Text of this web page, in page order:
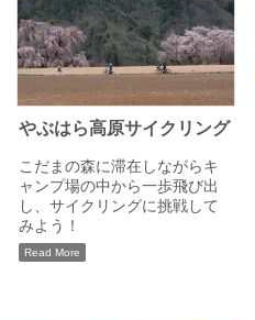
やぶはら高原サイクリング
こだまの森に滞在しながらキ
ャンプ場の中から一歩飛び出
し、サイクリングに挑戦して
みよう！
Read More